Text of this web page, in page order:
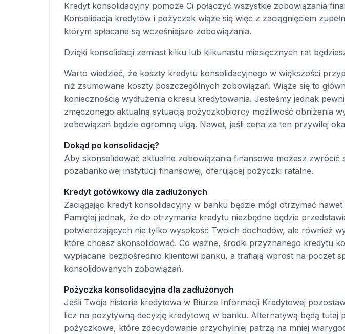
Kredyt konsolidacyjny pomoże Ci połączyć wszystkie zobowiązania
Konsolidacja kredytów i pożyczek wiąże się więc z zaciągnięciem
którym spłacane są wcześniejsze zobowiązania.
Dzięki konsolidacji zamiast kilku lub kilkunastu miesięcznych rat
Warto wiedzieć, że koszty kredytu konsolidacyjnego w większości
niż zsumowane koszty poszczególnych zobowiązań. Wiąże się to
koniecznością wydłużenia okresu kredytowania. Jesteśmy jednak
zmęczonego aktualną sytuacją pożyczkobiorcy możliwość obniżenia
zobowiązań będzie ogromną ulgą. Nawet, jeśli cena za ten przywilej
Dokąd po konsolidację?
Aby skonsolidować aktualne zobowiązania finansowe możesz zwrócić
pozabankowej instytucji finansowej, oferującej pożyczki ratalne.
Kredyt gotówkowy dla zadłużonych
Zaciągając kredyt konsolidacyjny w banku będzie mógł otrzymać nawet
Pamiętaj jednak, że do otrzymania kredytu niezbędne będzie
potwierdzających nie tylko wysokość Twoich dochodów, ale również
które chcesz skonsolidować. Co ważne, środki przyznanego kredytu
wypłacane bezpośrednio klientowi banku, a trafiają wprost na poczet
konsolidowanych zobowiązań.
Pożyczka konsolidacyjna dla zadłużonych
Jeśli Twoja historia kredytowa w Biurze Informacji Kredytowej
licz na pozytywną decyzję kredytową w banku. Alternatywą będą tutaj
pożyczkowe, które zdecydowanie przychylniej patrzą na mniej